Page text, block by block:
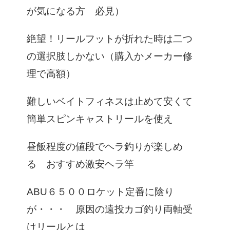
が気になる方 必見）
絶望！リールフットが折れた時は二つ
の選択肢しかない（購入かメーカー修
理で高額）
難しいベイトフィネスは止めて安くて
簡単スピンキャストリールを使え
昼飯程度の値段でヘラ釣りが楽しめ
る おすすめ激安ヘラ竿
ABU６５００ロケット定番に陰り
が・・・ 原因の遠投カゴ釣り両軸受
けリールとは